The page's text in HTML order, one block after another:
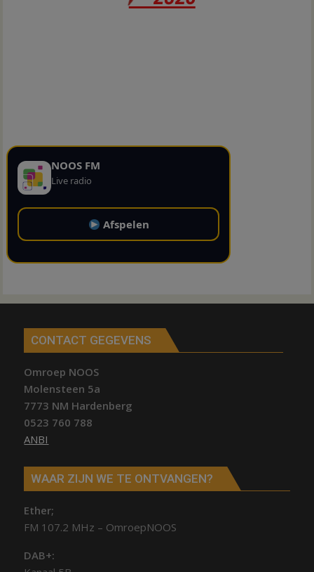
NOOS FM
Live radio
Afspelen
CONTACT GEGEVENS
Omroep NOOS
Molensteen 5a
7773 NM Hardenberg
0523 760 788
ANBI
WAAR ZIJN WE TE ONTVANGEN?
Ether;
FM 107.2 MHz – OmroepNOOS
DAB+: